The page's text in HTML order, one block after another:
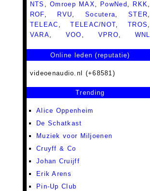
NTS ,Omroep MAX, PowNed , RKK,
ROF, RVU, Socutera,STER,
TELEAC ,TELEAC/NOT,TROS ,
VARA, VOO , VPRO, WNL
Online leden (reputatie)
videoenaudio.nl (+68581)
Trending
Alice Oppenheim
De Schatkast
Muziek voor Miljoenen
Cruyff & Co
Johan Cruijff
Erik Arens
Pin-Up Club